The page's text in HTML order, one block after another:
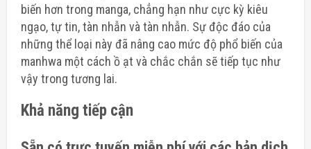
biến hơn trong manga, chẳng hạn như cực kỳ kiêu
ngạo, tự tin, tàn nhẫn và tàn nhẫn. Sự độc đáo của
những thể loại này đã nâng cao mức độ phổ biến của
manhwa một cách ồ ạt và chắc chắn sẽ tiếp tục như
vậy trong tương lai.
Khả năng tiếp cận